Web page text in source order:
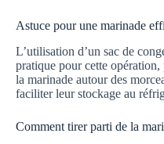
Astuce pour une marinade
L’utilisation d’un sac de
pratique pour cette
la marinade autour des
faciliter leur stockage au
Comment tirer parti de la